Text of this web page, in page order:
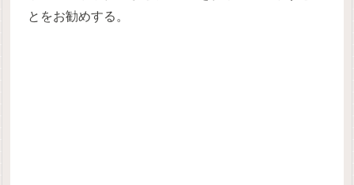
とをお勧めする。